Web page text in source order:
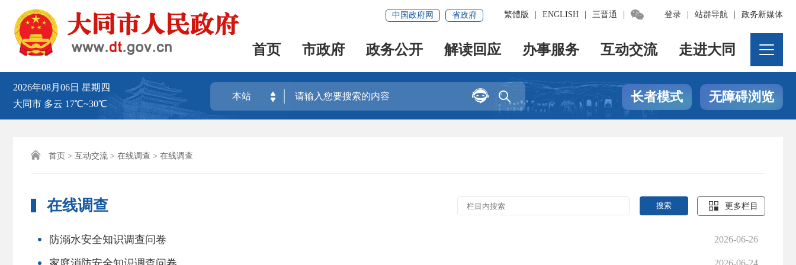
登录 站群导航 政务新媒体
繁體版 ENGLISH 三晋通 
中国政府网 省政府
首页 市政府 政务公开 解读回应 办事服务 互动交流 走进大同
2026年08月06日 星期四
大同市 多云 17℃~30℃
本站 
 长者模式 无障碍浏览
 首页 > 互动交流 > 在线调查 > 在线调查
在线调查  更多栏目
防溺水安全知识调查问卷 2026-06-26
2026-06-24